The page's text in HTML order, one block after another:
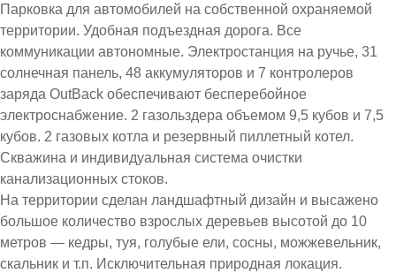
Парковка для автомобилей на собственной охраняемой
территории. Удобная подъездная дорога. Все
коммуникации автономные. Электростанция на ручье, 31
солнечная панель, 48 аккумуляторов и 7 контролеров
заряда OutBack обеспечивают бесперебойное
электроснабжение. 2 газольздера объемом 9,5 кубов и 7,5
кубов. 2 газовых котла и резервный пиллетный котел.
Скважина и индивидуальная система очистки
канализационных стоков.
На территории сделан ландшафтный дизайн и высажено
большое количество взрослых деревьев высотой до 10
метров — кедры, туя, голубые ели, сосны, можжевельник,
скальник и т.п. Исключительная природная локация.